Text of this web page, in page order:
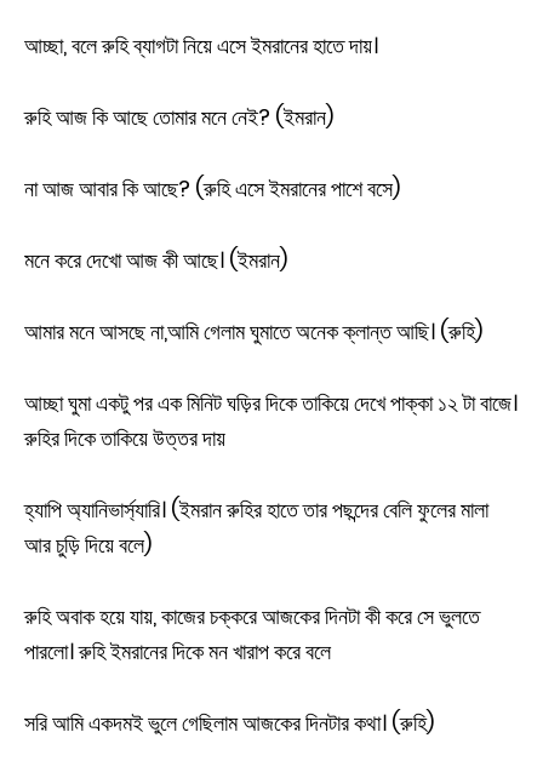
আচ্ছা, বলে রুহি ব্যাগটা নিয়ে এসে ইমরানের হাতে দায়।
রুহি আজ কি আছে তোমার মনে নেই? (ইমরান)
না আজ আবার কি আছে? (রুহি এসে ইমরানের পাশে বসে)
মনে করে দেখো আজ কী আছে। (ইমরান)
আমার মনে আসছে না,আমি গেলাম ঘুমাতে অনেক ক্লান্ত আছি। (রুহি)
আচ্ছা ঘুমা একটু পর এক মিনিট ঘড়ির দিকে তাকিয়ে দেখে পাক্কা ১২ টা বাজে।
রুহির দিকে তাকিয়ে উত্তর দায়
হ্যাপি অ্যানিভার্স্যারি। (ইমরান রুহির হাতে তার পছন্দের বেলি ফুলের মালা
আর চুড়ি দিয়ে বলে)
রুহি অবাক হয়ে যায়, কাজের চক্করে আজকের দিনটা কী করে সে ভুলতে
পারলো। রুহি ইমরানের দিকে মন খারাপ করে বলে
সরি আমি একদমই ভুলে গেছিলাম আজকের দিনটার কথা। (রুহি)